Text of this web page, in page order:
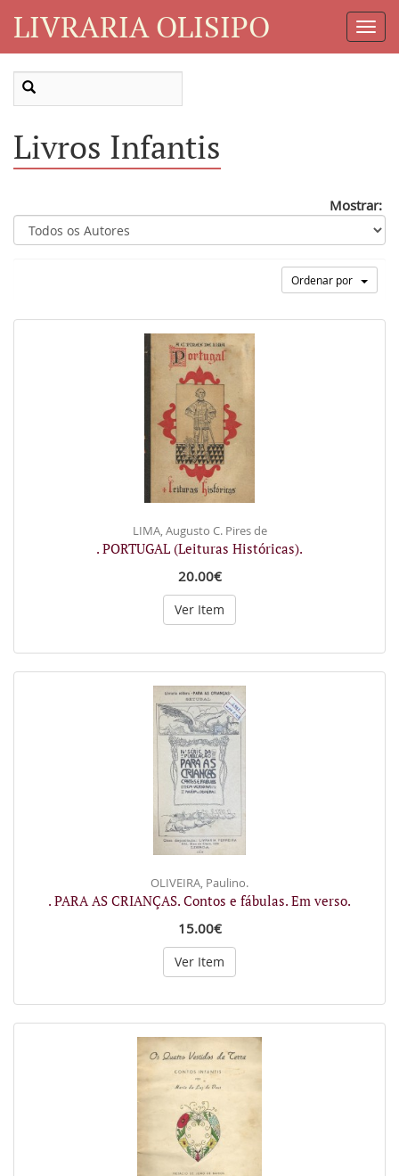
LIVRARIA OLISIPO
Livros Infantis
Mostrar:
Ordenar por
LIMA, Augusto C. Pires de
. PORTUGAL (Leituras Históricas).
20.00€
Ver Item
OLIVEIRA, Paulino.
. PARA AS CRIANÇAS. Contos e fábulas. Em verso.
15.00€
Ver Item